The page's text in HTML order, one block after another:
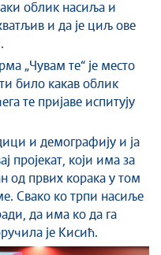
облик насиља и
и да је циљ ове
„Чувам те“ је место
било какав облик
те пријаве испитују
и демографију и ја
пројекат, који има за
од првих корака у том
Свако ко трпи насиље
да има ко да га
је Кисић.